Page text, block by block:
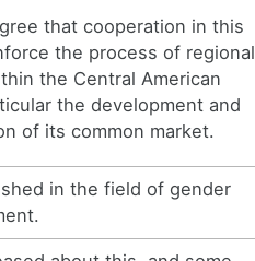
that cooperation in this
the process of regional
the Central American
the development and
of its common market.
in the field of gender